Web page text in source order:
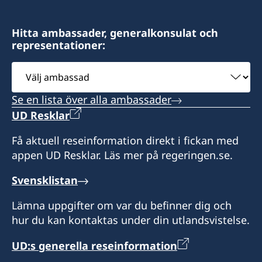
Hitta ambassader, generalkonsulat och
representationer:
Välj
ambassad
Se en lista över alla ambassader
UD Resklar
Få aktuell reseinformation direkt i fickan med
appen UD Resklar. Läs mer på regeringen.se.
Svensklistan
Lämna uppgifter om var du befinner dig och
hur du kan kontaktas under din utlandsvistelse.
UD:s generella reseinformation